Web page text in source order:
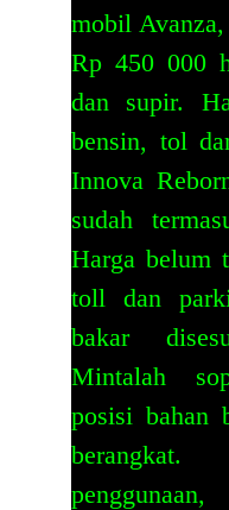
mobil
Rp 450 000
dan supir.
bensin, tol
Innova
sudah
Harga belum
toll dan
bakar
Mintalah
posisi bahan